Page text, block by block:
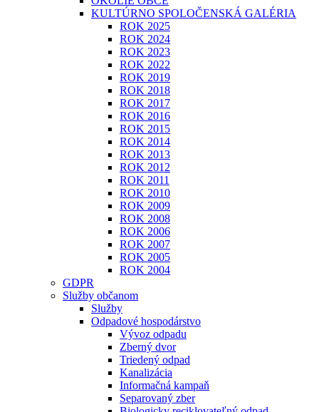
KULTÚRNO SPOLOČENSKÁ GALÉRIA
ROK 2025
ROK 2024
ROK 2023
ROK 2022
ROK 2019
ROK 2018
ROK 2017
ROK 2016
ROK 2015
ROK 2014
ROK 2013
ROK 2012
ROK 2011
ROK 2010
ROK 2009
ROK 2008
ROK 2006
ROK 2007
ROK 2005
ROK 2004
GDPR
Služby občanom
Služby
Odpadové hospodárstvo
Vývoz odpadu
Zberný dvor
Triedený odpad
Kanalizácia
Informačná kampaň
Separovaný zber